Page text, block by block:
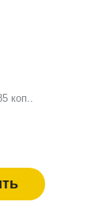
коп..